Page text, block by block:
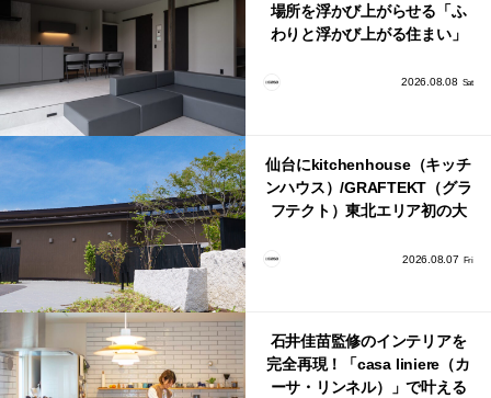
場所を浮かび上がらせる「ふ
わりと浮かび上がる住まい」
2026.08.08 Sat
仙台にkitchenhouse（キッチ
ンハウス）/GRAFTEKT（グラ
フテクト）東北エリア初の大
2026.08.07 Fri
石井佳苗監修のインテリアを
完全再現！「casa liniere（カ
ーサ・リンネル）」で叶える